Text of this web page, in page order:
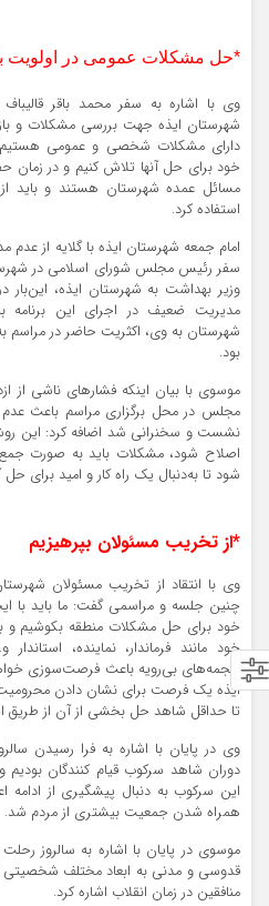
*حل مشکلات عمومی در اولویت
وی با اشاره به سفر محمد باقر
شهرستان ایذه جهت بررسی مشکلات و
دارای مشکلات شخصی و عمومی هستیم
خود برای حل آنها تلاش کنیم و در
مسائل عمده شهرستان هستند و باید
استفاده کرد.
امام جمعه شهرستان ایذه با گلایه از عدم
سفر رئیس مجلس شورای اسلامی در
وزیر بهداشت به شهرستان ایذه،
مدیریت ضعیف در اجرای این برنامه
شهرستان به وی، اکثریت حاضر در
بود.
موسوی با بیان اینکه فشارهای ناشی
مجلس در محل برگزاری مراسم باعث
نشست و سخنرانی شد اضافه کرد: این
شود تا به‌دنبال یک راه کار و امید برای
*از تخریب مسئولان بپرهیزیم
وی با انتقاد از تخریب مسئولان
چنین جلسه و مراسمی گفت: ما باید با
خود برای حل مشکلات منطقه بکوشیم و
خود مانند فرماندار، نماینده،
هجمه‌های بی‌رویه باعث فرصت‌سوزی
ایذه یک فرصت برای نشان دادن
تا حداقل شاهد حل بخشی از آن از طریق
دوران شاهد سرکوب قیام کنندگان بودیم
این سرکوب به دنبال پیشگیری از
همراه شدن جمعیت بیشتری از مردم شد.
موسوی در پایان با اشاره به سالروز
قدوسی و مدنی به ابعاد مختلف شخصیتی
منافقین در زمان انقلاب اشاره کرد.